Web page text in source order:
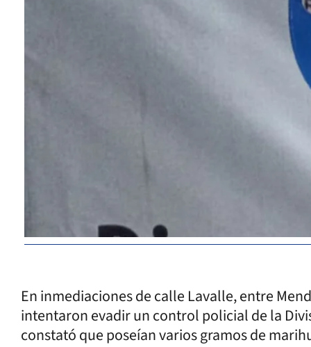
En inmediaciones de calle Lavalle, entre
intentaron evadir un control policial de la
constató que poseían varios gramos de